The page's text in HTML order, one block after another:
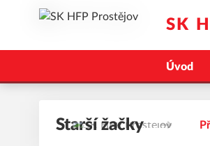
SK
Úvod
Starší žačky